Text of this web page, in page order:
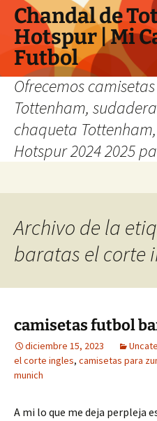
Chandal de
Hotspur | Mi
Futbol
Ofrecemos
Tottenham,
chaqueta
Hotspur 2024 2025
Archivo de la
baratas el corte
camisetas futbol
diciembre 15, 2023
el corte ingles, camisetas para
munich
A mi lo que me deja perpleja